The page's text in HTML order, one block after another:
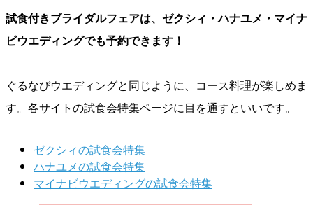
試食付きブライダルフェアは、ゼクシィ・ハナユメ・マイナ
ビウエディングでも予約できます！
ぐるなびウエディングと同じように、コース料理が楽しめま
す。各サイトの試食会特集ページに目を通すといいです。
ゼクシィの試食会特集
ハナユメの試食会特集
マイナビウエディングの試食会特集